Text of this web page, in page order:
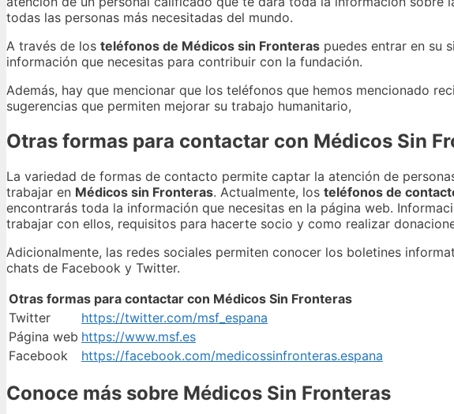
todas las personas más necesitadas del mundo.
A través de los teléfonos de Médicos sin Fronteras puedes entrar en su
información que necesitas para contribuir con la fundación.
Además, hay que mencionar que los teléfonos que hemos mencionado
sugerencias que permiten mejorar su trabajo humanitario,
Otras formas para contactar con Médicos Sin
La variedad de formas de contacto permite captar la atención de
trabajar en Médicos sin Fronteras. Actualmente, los teléfonos de
encontrarás toda la información que necesitas en la página web.
trabajar con ellos, requisitos para hacerte socio y como realizar
Adicionalmente, las redes sociales permiten conocer los boletines
chats de Facebook y Twitter.
Otras formas para contactar con Médicos Sin Fronteras
Twitter
https://twitter.com/msf_espana
Página web https://www.msf.es
Facebook
https://facebook.com/medicossinfronteras.espana
Conoce más sobre Médicos Sin Fronteras